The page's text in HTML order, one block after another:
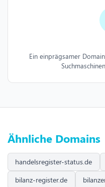
Ein einprägsamer
Ähnliche Domains
handelsregister-status.de
bilanz-register.de